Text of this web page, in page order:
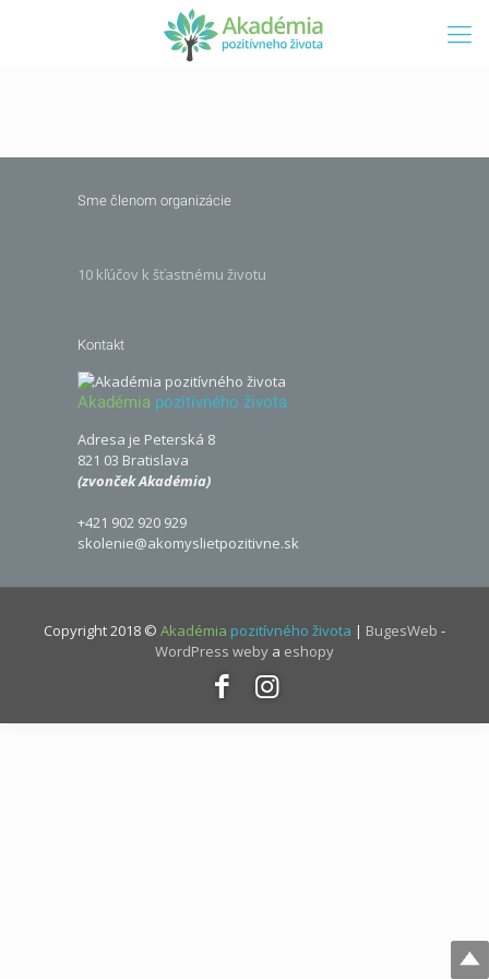
Sme členom organizácie
10 kľúčov k šťastnému životu
Kontakt
Akadémia pozitívného života
Adresa je Peterská 8
821 03 Bratislava
(zvonček Akadémia)
+421 902 920 929
skolenie@akomyslietpozitivne.sk
Copyright 2018 © Akadémia pozitívného života | BugesWeb -
WordPress weby a eshopy